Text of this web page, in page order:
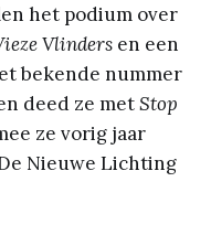
het podium over
Vlinders en een
bekende nummer
deed ze metStop
ze vorig jaar
Nieuwe Lichting